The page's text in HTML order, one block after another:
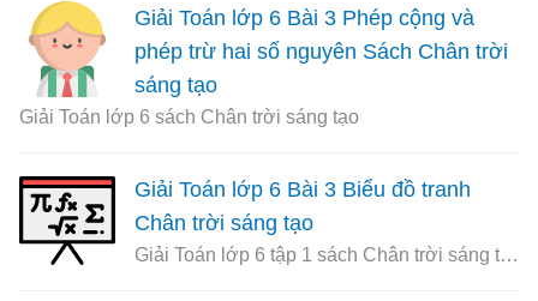
Giải Toán lớp 6 Bài 3 Phép cộng và
phép trừ hai số nguyên Sách Chân trời
sáng tạo
Giải Toán lớp 6 sách Chân trời sáng tạo
Giải Toán lớp 6 Bài 3 Biểu đồ tranh
Chân trời sáng tạo
Giải Toán lớp 6 tập 1 sách Chân trời sáng tạo